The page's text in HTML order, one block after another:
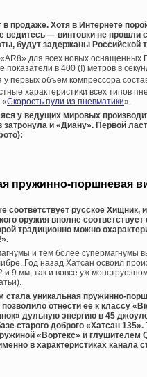
продаже. Хотя в Интернете
— винтовки не прошли
будут задержаны Российской
для всех новых оснащенных
показатели в 400 (!) метров в
у первых объем компрессора
характеристики всех типов
«Скорость пули из пневматики».
у ведущих мировых
и «Диану». Первой
пружинно-поршневая
соответствует русское
оружия вполне
традиционно можно
и тем более супермагнумы
Год назад Хатсан освоил
и 9 мм, так и вовсе уж
уникальная пружинно-
отнести ее к классу
дульную энергию в 45
старого доброго «Хатсан
«Вортекс» и глушителем
в характеристиках канала